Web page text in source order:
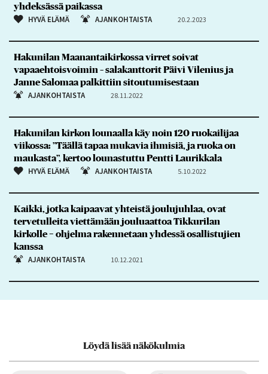
yhdeksässä paikassa
HYVÄ ELÄMÄ AJANKOHTAISTA 20.2.2023
Hakunilan Maanantaikirkossa virret soivat
vapaaehtoisvoimin – salakanttorit Päivi Vilenius ja
Janne Salomaa palkittiin sitoutumisestaan
AJANKOHTAISTA 28.11.2022
Hakunilan kirkon lounaalla käy noin 120 ruokailijaa
viikossa: ”Täällä tapaa mukavia ihmisiä, ja ruoka on
maukasta”, kertoo lounastuttu Pentti Laurikkala
HYVÄ ELÄMÄ AJANKOHTAISTA 5.10.2022
Kaikki, jotka kaipaavat yhteistä joulujuhlaa, ovat
tervetulleita viettämään jouluaattoa Tikkurilan
kirkolle − ohjelma rakennetaan yhdessä osallistujien
kanssa
AJANKOHTAISTA 10.12.2021
Löydä lisää näkökulmia